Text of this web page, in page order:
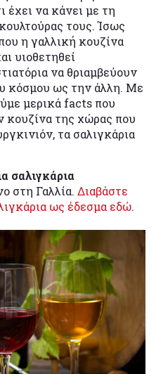
έχει να κάνει με τη
τους. Ίσως
η γαλλική κουζίνα
υιοθετηθεί
να θριαμβεύουν
κόσμου ως την άλλη. Με
μερικά facts που
κουζίνα της χώρας που
τα σαλιγκάρια
σαλιγκάρια
στη Γαλλία. Διαβάστε
ως έδεσμα εδώ.